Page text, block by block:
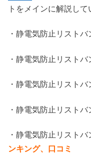
トをメインに解説して
・静電気防止リストバ
・静電気防止リストバ
・静電気防止リストバ
・静電気防止リストバ
・静電気防止リスト
ンキング、口コミ